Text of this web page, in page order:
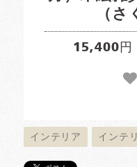
（
15,400円
インテリア インテ